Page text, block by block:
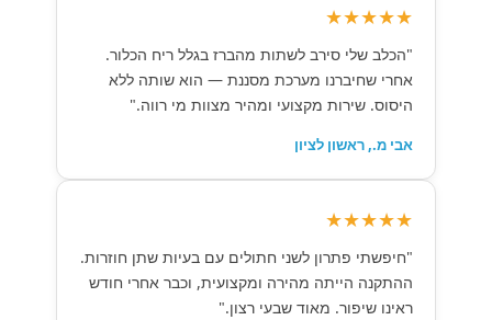
★★★★★
"הכלב שלי סירב לשתות מהברז בגלל ריח הכלור.
אחרי שחיברנו מערכת מסננת — הוא שותה ללא
היסוס. שירות מקצועי ומהיר מצוות מי רווה."
אבי מ., ראשון לציון
★★★★★
"חיפשתי פתרון לשני חתולים עם בעיות שתן חוזרות.
ההתקנה הייתה מהירה ומקצועית, וכבר אחרי חודש
ראינו שיפור. מאוד שבעי רצון."